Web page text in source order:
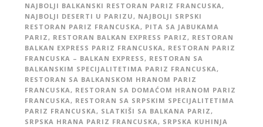
NAJBOLJI BALKANSKI RESTORAN PARIZ FRANCUSKA,
NAJBOLJI DESERTI U PARIZU, NAJBOLJI SRPSKI
RESTORAN PARIZ FRANCUSKA, PITA SA JABUKAMA
PARIZ, RESTORAN BALKAN EXPRESS PARIZ, RESTORAN
BALKAN EXPRESS PARIZ FRANCUSKA, RESTORAN PARIZ
FRANCUSKA – BALKAN EXPRESS, RESTORAN SA
BALKANSKIM SPECIJALITETIMA PARIZ FRANCUSKA,
RESTORAN SA BALKANSKOM HRANOM PARIZ
FRANCUSKA, RESTORAN SA DOMAĆOM HRANOM PARIZ
FRANCUSKA, RESTORAN SA SRPSKIM SPECIJALITETIMA
PARIZ FRANCUSKA, SLATKIŠI SA BALKANA PARIZ,
SRPSKA HRANA PARIZ FRANCUSKA, SRPSKA KUHINJA